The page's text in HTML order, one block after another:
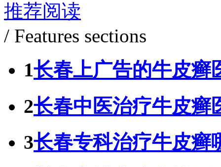
推荐阅读
/ Features sections
1长春上广告的牛皮癣
2长春中医治疗牛皮癣
3长春专科治疗牛皮癣